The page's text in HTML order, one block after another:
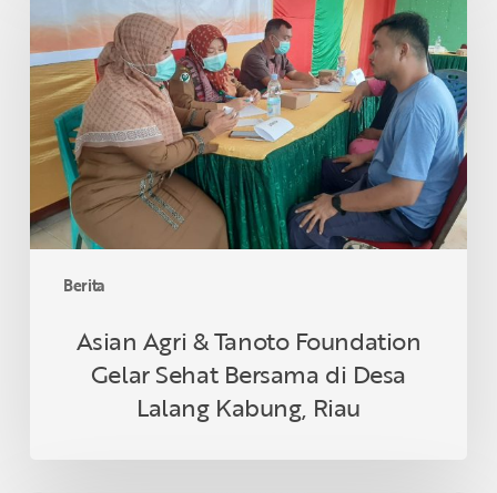
Berita
&
Tanoto
Foundation
Gelar
Sehat
Bersama
Desa
Lalang
Asian Agri & Tanoto Foundation
Gelar Sehat Bersama di Desa
Lalang Kabung, Riau